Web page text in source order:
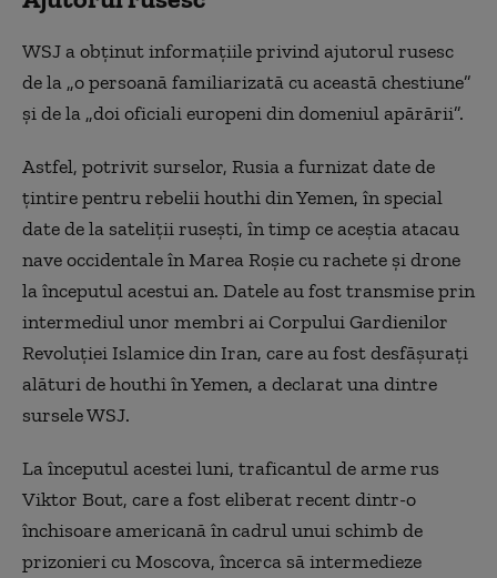
WSJ a obţinut informaţiile privind ajutorul rusesc
de la „o persoană familiarizată cu această chestiune”
şi de la „doi oficiali europeni din domeniul apărării”.
Astfel, potrivit surselor, Rusia a furnizat date de
ţintire pentru rebelii houthi din Yemen, în special
date de la sateliţii ruseşti, în timp ce aceştia atacau
nave occidentale în Marea Roşie cu rachete şi drone
la începutul acestui an. Datele au fost transmise prin
intermediul unor membri ai Corpului Gardienilor
Revoluţiei Islamice din Iran, care au fost desfăşuraţi
alături de houthi în Yemen, a declarat una dintre
sursele WSJ.
La începutul acestei luni, traficantul de arme rus
Viktor Bout, care a fost eliberat recent dintr-o
închisoare americană în cadrul unui schimb de
prizonieri cu Moscova, încerca să intermedieze